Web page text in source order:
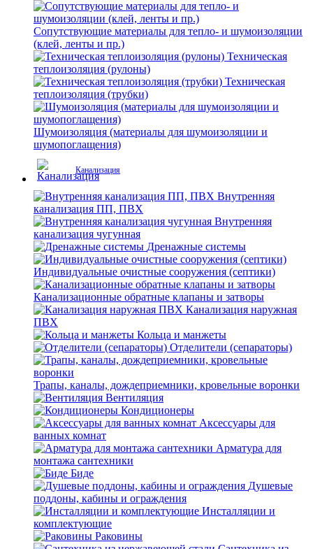
Сопутствующие материалы для тепло- и шумоизоляции
(клей, ленты и пр.)
Техническая
теплоизоляция (рулоны)
Техническая
теплоизоляция (трубки)
Шумоизоляция (материалы для шумоизоляции и
шумопоглащения)
Канализация
Внутренняя
канализация ПП, ПВХ
Внутренняя
канализация чугунная
Дренажные системы
Индивидуальные очистные сооружения (септики)
Канализационные обратные клапаны и затворы
Канализация наружная
ПВХ
Кольца и манжеты
Отделители (сепараторы)
Трапы, каналы, дождеприемники, кровельные воронки
Вентиляция
Кондиционеры
Аксессуары для
ванных комнат
Арматура для
монтажа сантехники
Биде
Душевые
поддоны, кабины и ограждения
Инсталляции и
комплектующие
Раковины